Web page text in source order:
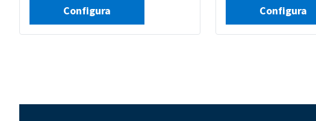
Configura Configura